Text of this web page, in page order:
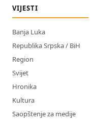
VIJESTI
Banja Luka
Republika Srpska / BiH
Region
Svijet
Hronika
Kultura
Saopštenje za medije